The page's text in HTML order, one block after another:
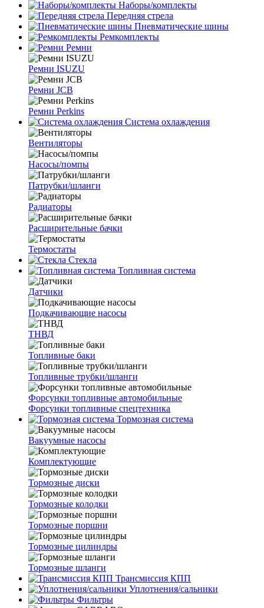
Наборы/комплекты
Передняя стрела
Пневматические шины
Ремкомплекты
Ремни
Ремни ISUZU
Ремни JCB
Ремни Perkins
Система охлаждения
Вентиляторы
Насосы/помпы
Патрубки/шланги
Радиаторы
Расширительные бачки
Термостаты
Стекла
Топливная система
Датчики
Подкачивающие насосы
ТНВД
Топливные баки
Топливные трубки/шланги
Форсунки топливные автомобильные
Форсунки топливные спецтехника
Тормозная система
Вакуумные насосы
Комплектующие
Тормозные диски
Тормозные колодки
Тормозные поршни
Тормозные цилиндры
Тормозные шланги
Трансмиссия КПП
Уплотнения/сальники
Фильтры